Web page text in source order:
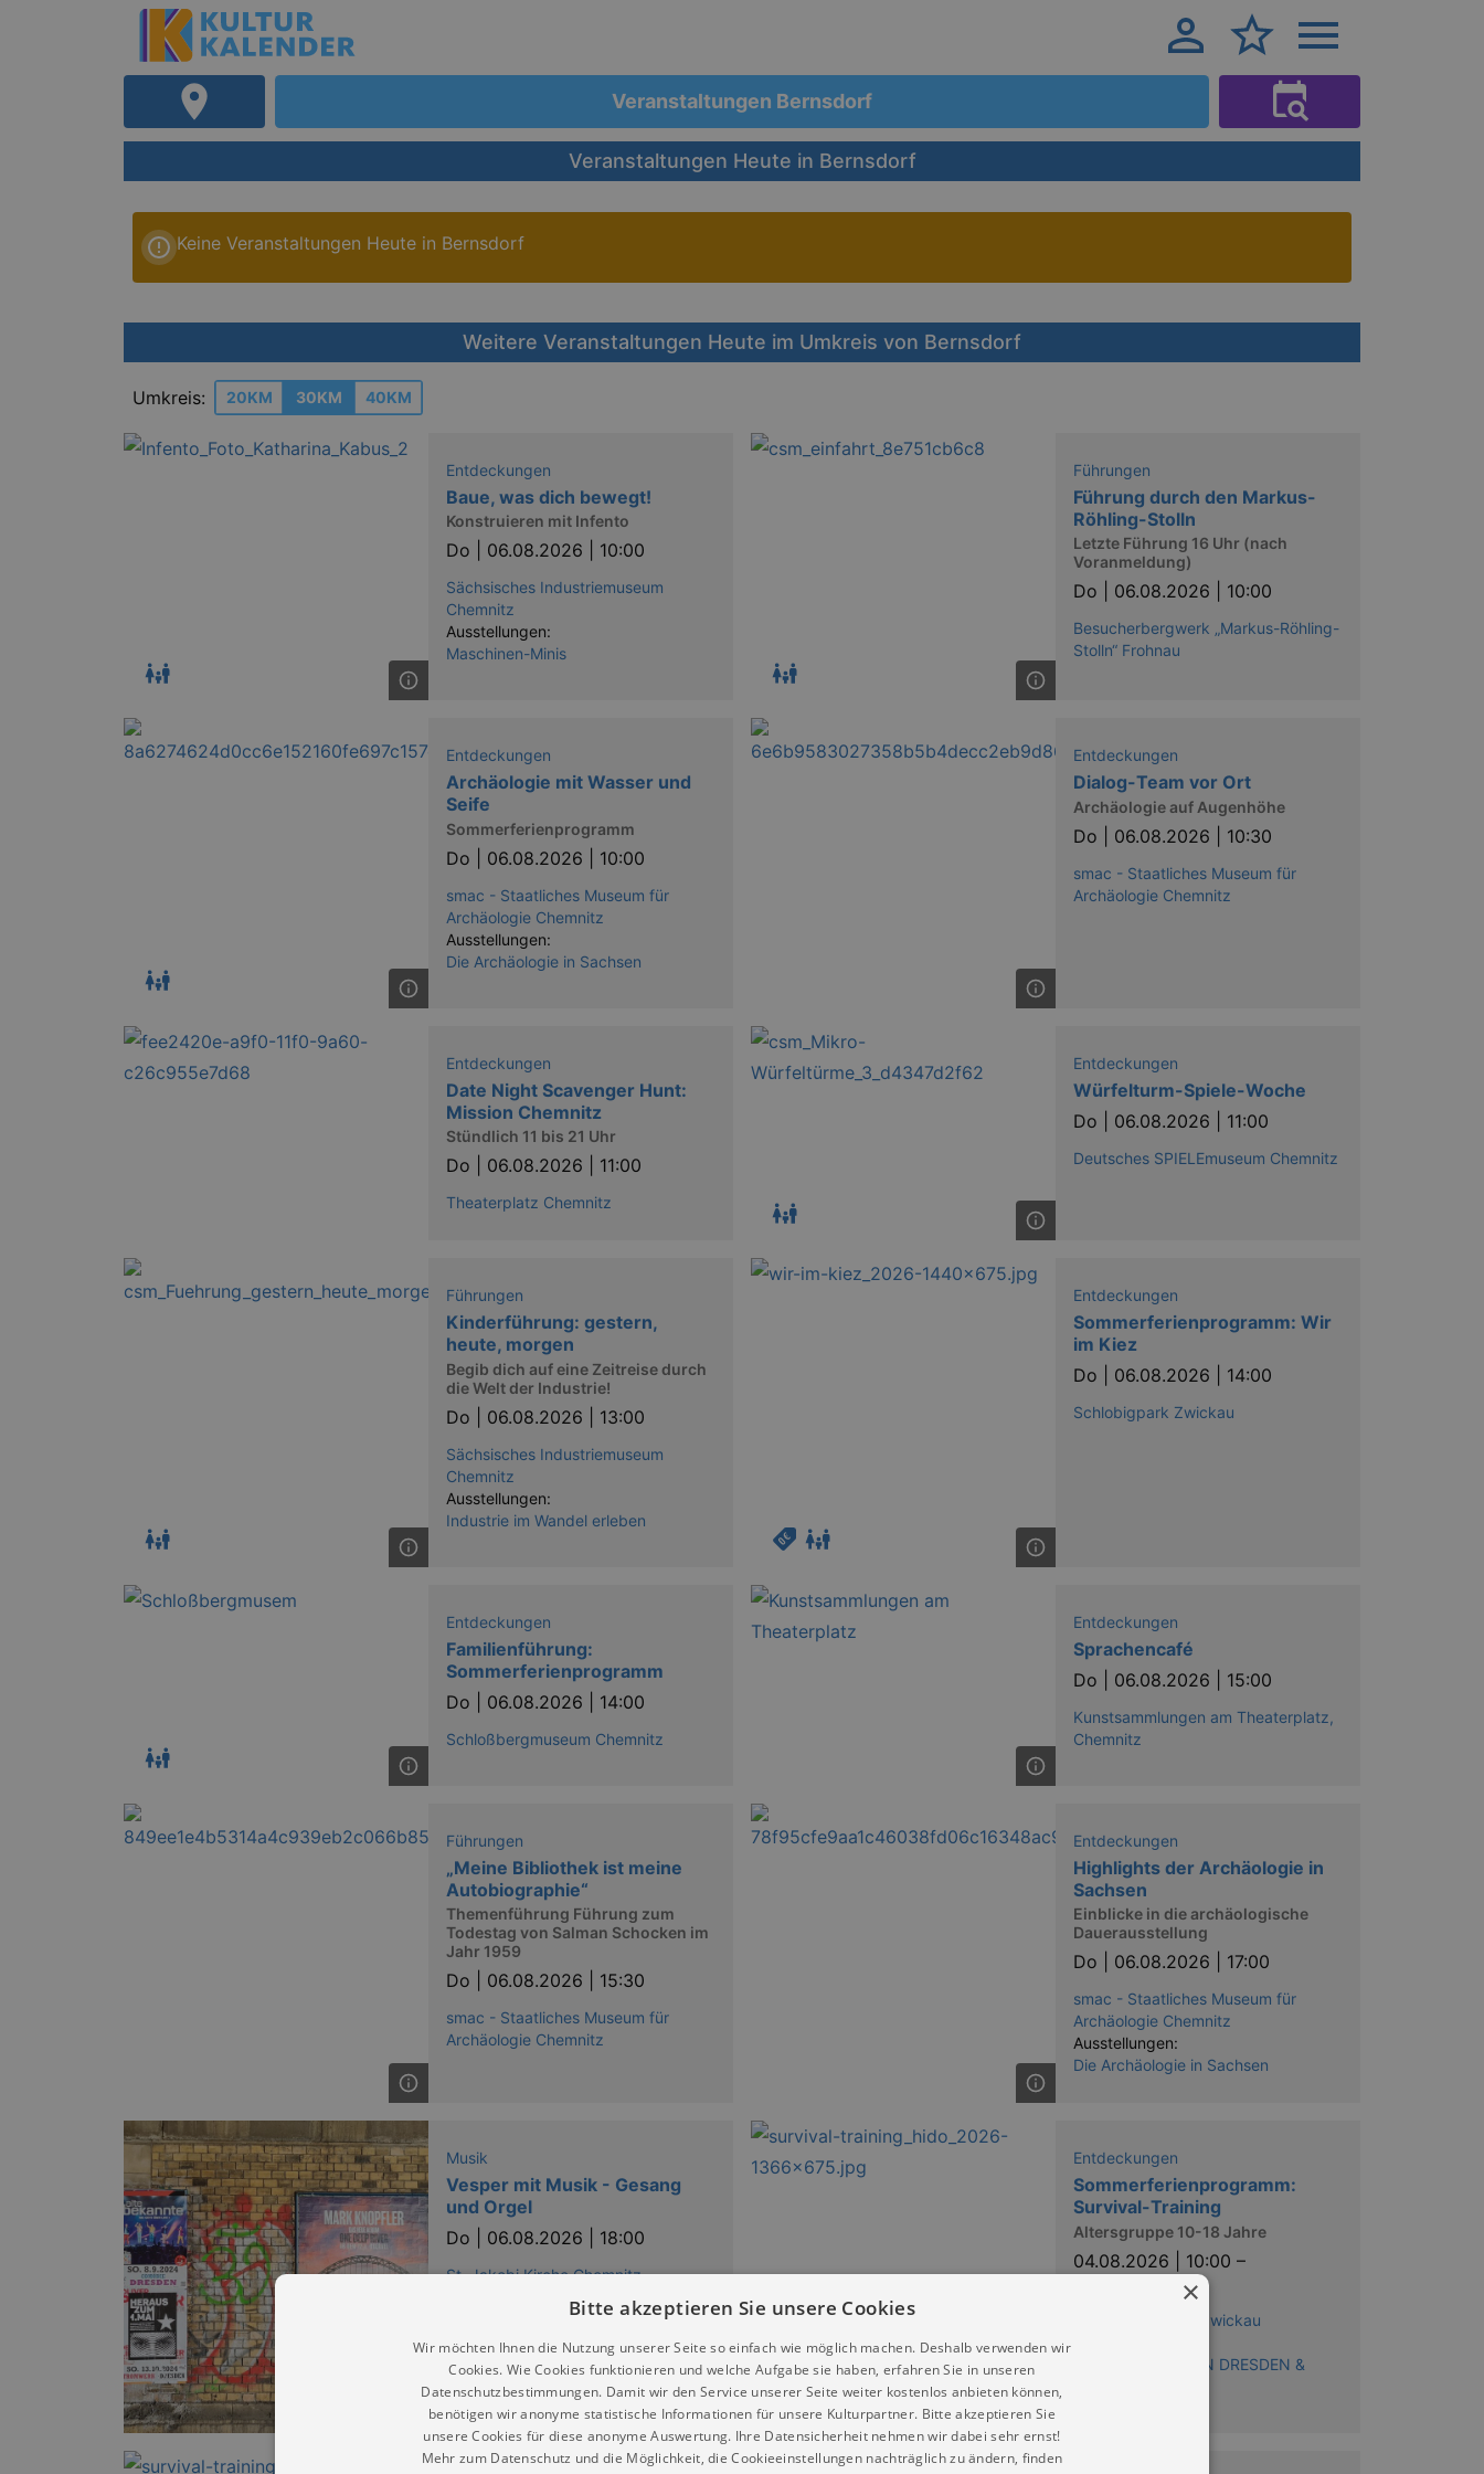
Veranstaltungen Bernsdorf
Veranstaltungen Heute in Bernsdorf
Keine Veranstaltungen Heute in Bernsdorf
Weitere Veranstaltungen Heute im Umkreis von Bernsdorf
Umkreis: 20KM 30KM 40KM
Entdeckungen
Baue, was dich bewegt!
Konstruieren mit Infento
Do | 06.08.2026 | 10:00
Sächsisches Industriemuseum
Chemnitz
Ausstellungen:
Maschinen-Minis
Führungen
Führung durch den Markus-
Röhling-Stolln
Letzte Führung 16 Uhr (nach
Voranmeldung)
Do | 06.08.2026 | 10:00
Besucherbergwerk „Markus-Röhling-
Stolln“ Frohnau
Entdeckungen
Archäologie mit Wasser und
Seife
Sommerferienprogramm
Do | 06.08.2026 | 10:00
smac - Staatliches Museum für
Archäologie Chemnitz
Ausstellungen:
Die Archäologie in Sachsen
Entdeckungen
Dialog-Team vor Ort
Archäologie auf Augenhöhe
Do | 06.08.2026 | 10:30
smac - Staatliches Museum für
Archäologie Chemnitz
Entdeckungen
Date Night Scavenger Hunt:
Mission Chemnitz
Stündlich 11 bis 21 Uhr
Do | 06.08.2026 | 11:00
Theaterplatz Chemnitz
Entdeckungen
Würfelturm-Spiele-Woche
Do | 06.08.2026 | 11:00
Deutsches SPIELEmuseum Chemnitz
Führungen
Kinderführung: gestern,
heute, morgen
Begib dich auf eine Zeitreise durch
die Welt der Industrie!
Do | 06.08.2026 | 13:00
Sächsisches Industriemuseum
Chemnitz
Ausstellungen:
Industrie im Wandel erleben
Entdeckungen
Sommerferienprogramm: Wir
im Kiez
Do | 06.08.2026 | 14:00
Schlobigpark Zwickau
Entdeckungen
Familienführung:
Sommerferienprogramm
Do | 06.08.2026 | 14:00
Schloßbergmuseum Chemnitz
Entdeckungen
Sprachencafé
Do | 06.08.2026 | 15:00
Kunstsammlungen am Theaterplatz,
Chemnitz
Führungen
„Meine Bibliothek ist meine
Autobiographie“
Themenführung Führung zum
Todestag von Salman Schocken im
Jahr 1959
Do | 06.08.2026 | 15:30
smac - Staatliches Museum für
Archäologie Chemnitz
Entdeckungen
Highlights der Archäologie in
Sachsen
Einblicke in die archäologische
Dauerausstellung
Do | 06.08.2026 | 17:00
smac - Staatliches Museum für
Archäologie Chemnitz
Ausstellungen:
Die Archäologie in Sachsen
Musik
Vesper mit Musik - Gesang
und Orgel
Do | 06.08.2026 | 18:00
St. Jakobi Kirche Chemnitz
Entdeckungen
Sommerferienprogramm:
Survival-Training
Altersgruppe 10-18 Jahre
04.08.2026 | 10:00 –
Historisches Dorf Zwickau
SOMMERFERIEN IN DRESDEN &
×
Bitte akzeptieren Sie unsere Cookies
Wir möchten Ihnen die Nutzung unserer Seite so einfach wie möglich machen. Deshalb verwenden wir
Cookies. Wie Cookies funktionieren und welche Aufgabe sie haben, erfahren Sie in unseren
Datenschutzbestimmungen. Damit wir den Service unserer Seite weiter kostenlos anbieten können,
benötigen wir anonyme statistische Informationen für unsere Kulturpartner. Bitte akzeptieren Sie
unsere Cookies für diese anonyme Auswertung. Ihre Datensicherheit nehmen wir dabei sehr ernst!
Mehr zum Datenschutz und die Möglichkeit, die Cookieeinstellungen nachträglich zu ändern, finden